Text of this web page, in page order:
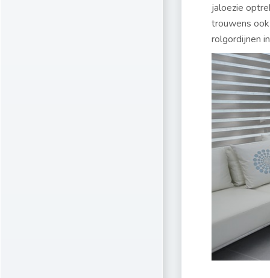
jaloezie
trouwens
rolgordijnen